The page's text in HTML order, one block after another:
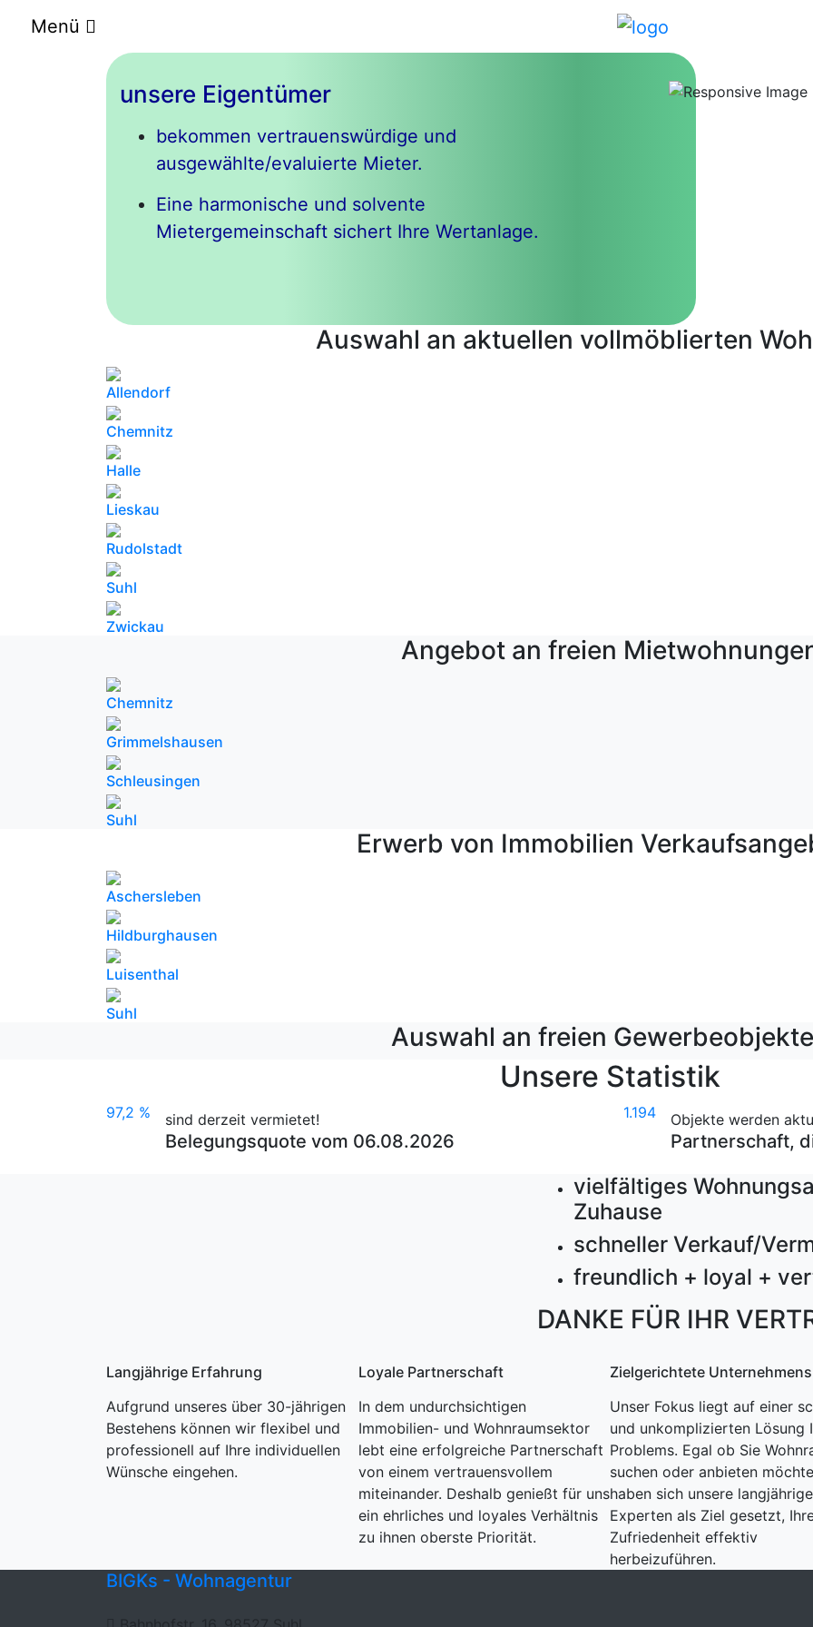
Menü
unsere Eigentümer
bekommen vertrauenswürdige und
ausgewählte/evaluierte Mieter.
Eine harmonische und solvente
Mietergemeinschaft sichert Ihre Wertanlage.
Auswahl an aktuellen vollmöblierten
Allendorf
Chemnitz
Halle
Lieskau
Rudolstadt
Suhl
Zwickau
Angebot an freien
Chemnitz
Grimmelshausen
Schleusingen
Suhl
Erwerb von Immobilien
Aschersleben
Hildburghausen
Luisenthal
Suhl
Auswahl an freien
Unsere Statistik
97,2 % sind derzeit vermietet!
Belegungsquote vom 06.08.2026
1.194 Objekte werden
Partnerschaft,
vielfältiges
Zuhause
schneller Verkauf/
freundlich + loyal +
DANKE FÜR IHR
Langjährige Erfahrung
Aufgrund unseres über 30-jährigen
Bestehens können wir flexibel und
professionell auf Ihre individuellen
Wünsche eingehen.
Loyale Partnerschaft
In dem undurchsichtigen
Immobilien- und Wohnraumsektor
lebt eine erfolgreiche Partnerschaft
von einem vertrauensvollem
miteinander. Deshalb genießt für uns
ein ehrliches und loyales Verhältnis
zu ihnen oberste Priorität.
Zielgerichtete
Unser Fokus liegt auf einer
und unkomplizierten Lösung
Problems. Egal ob Sie
suchen oder anbieten
haben sich unsere
Experten als Ziel gesetzt,
Zufriedenheit effektiv
herbeizuführen.
BIGKs - Wohnagentur